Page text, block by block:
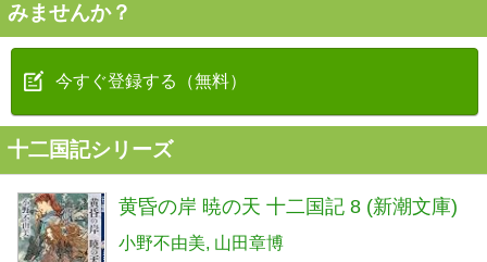
みませんか？
今すぐ登録する（無料）
十二国記シリーズ
黄昏の岸 暁の天 十二国記 8 (新潮文庫)
小野不由美 山田章博